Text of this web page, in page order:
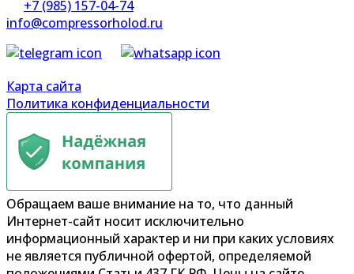
+7 (985) 157-04-74
info@compressorholod.ru
Карта сайта
Политика конфиденциальности
Обращаем ваше внимание на то, что данный
Интернет-сайт носит исключительно
информационный характер и ни при каких условиях
не является публичной офертой, определяемой